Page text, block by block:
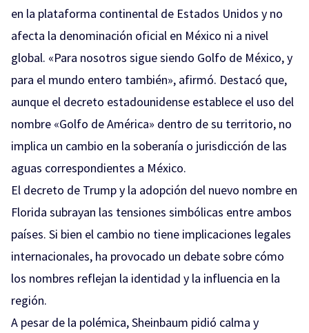
en la plataforma continental de Estados Unidos y no
afecta la denominación oficial en México ni a nivel
global. «Para nosotros sigue siendo Golfo de México, y
para el mundo entero también», afirmó. Destacó que,
aunque el decreto estadounidense establece el uso del
nombre «Golfo de América» dentro de su territorio, no
implica un cambio en la soberanía o jurisdicción de las
aguas correspondientes a México.
El decreto de Trump y la adopción del nuevo nombre en
Florida subrayan las tensiones simbólicas entre ambos
países. Si bien el cambio no tiene implicaciones legales
internacionales, ha provocado un debate sobre cómo
los nombres reflejan la identidad y la influencia en la
región.
A pesar de la polémica, Sheinbaum pidió calma y